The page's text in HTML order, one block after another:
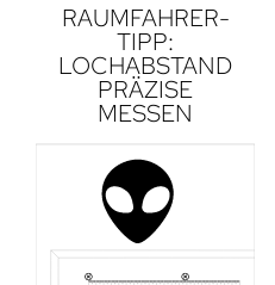
RAUMFAHRER-
TIPP:
LOCHABSTAND
PRÄZISE
MESSEN